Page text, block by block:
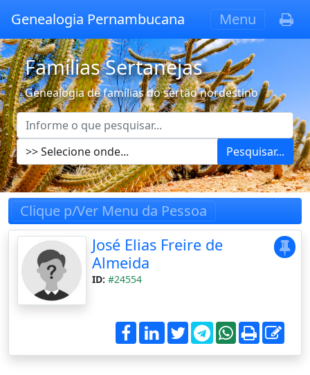
Genealogia Pernambucana Menu
Famílias Sertanejas
Genealogia de famílias do sertão nordestino
Pesquisar...
Clique p/Ver Menu da Pessoa
José Elias Freire de
Almeida
ID: #24554